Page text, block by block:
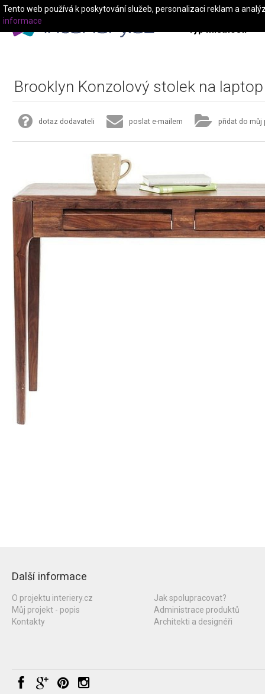
Typ místnosti
Brooklyn Konzolový stolek na
dotaz dodavateli poslat e-mailem přidat do můj
Další informace
O projektu interiery.cz
Můj projekt - popis
Kontakty
Jak spolupracovat?
Administrace produktů
Architekti a designéři
Tento web používá k poskytování služeb, personalizaci reklam a
informace